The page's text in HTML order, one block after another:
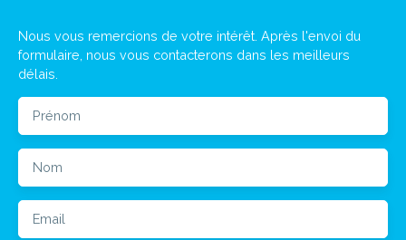
Nous vous remercions de votre intérêt. Après l'envoi du
formulaire, nous vous contacterons dans les meilleurs
délais.
Prénom
Nom
Email